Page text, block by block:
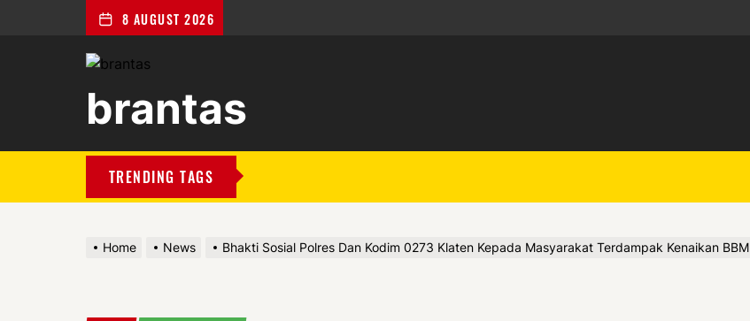
8 AUGUST 2026
brantas
TRENDING TAGS
Home News Bhakti Sosial Polres Dan Kodim 0273 Klaten Kepada Masyarakat Terdampak Kenaikan BBM